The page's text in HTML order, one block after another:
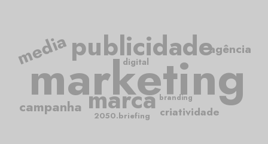
marketing
publicidade
marca criatividade
campanha
media agência
digital
2050.briefing
branding